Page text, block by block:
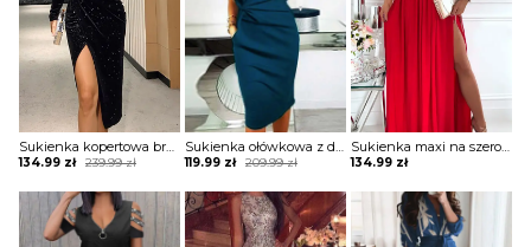
239.99zł
Original
was:
239.99 zł.
134.99 zł
Current
is:
134.99 zł.
209.99zł
Original
was:
209.99 zł.
119.99 zł
Current
is:
119.99 zł.
Sukienka maxi na szerokich ramiączkach z kopertową górą i rozporkiem
134.99 zł